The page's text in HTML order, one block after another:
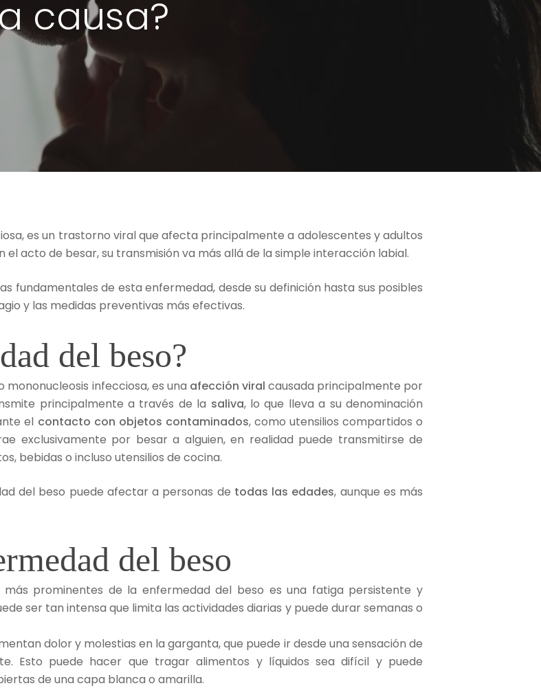
causa?
es un trastorno viral que afecta principalmente a adolescentes y adultos
acto de besar, su transmisión va más allá de la simple interacción labial.
fundamentales de esta enfermedad, desde su definición hasta sus posibles
y las medidas preventivas más efectivas.
del beso?
infecciosa, es una afección viral causada principalmente por
principalmente a través de la saliva, lo que lleva a su denominación
el contacto con objetos contaminados, como utensilios compartidos o
exclusivamente por besar a alguien, en realidad puede transmitirse de
bebidas o incluso utensilios de cocina.
del beso puede afectar a personas de todas las edades, aunque es más
del beso
prominentes de la enfermedad del beso es una fatiga persistente y
ser tan intensa que limita las actividades diarias y puede durar semanas o
dolor y molestias en la garganta, que puede ir desde una sensación de
Esto puede hacer que tragar alimentos y líquidos sea difícil y puede
de una capa blanca o amarilla.